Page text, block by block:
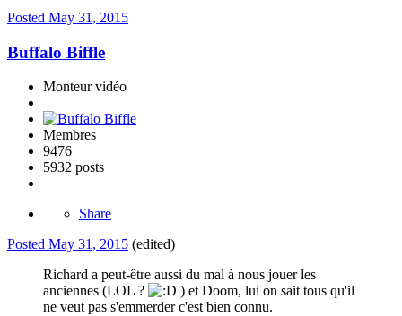
Posted May 31, 2015
Buffalo Biffle
Monteur vidéo
Membres
9476
5932 posts
Share
Posted May 31, 2015 (edited)
Richard a peut-être aussi du mal à nous jouer les
anciennes (LOL ?
) et Doom, lui on sait tous qu'il
ne veut pas s'emmerder c'est bien connu.